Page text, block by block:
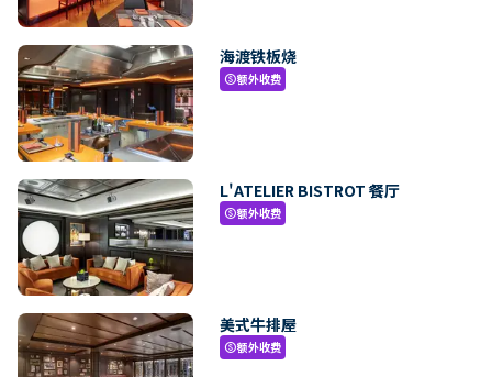
海渡铁板烧
paid额外收费
L'ATELIER BISTROT 餐厅
paid额外收费
美式牛排屋
paid额外收费